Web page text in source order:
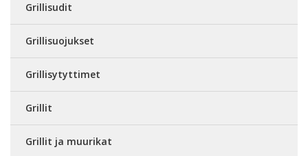
Grillisudit
Grillisuojukset
Grillisytyttimet
Grillit
Grillit ja muurikat